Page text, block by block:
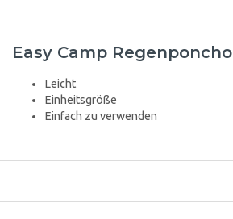
Easy Camp Regenponcho
Leicht
Einheitsgröße
Einfach zu verwenden